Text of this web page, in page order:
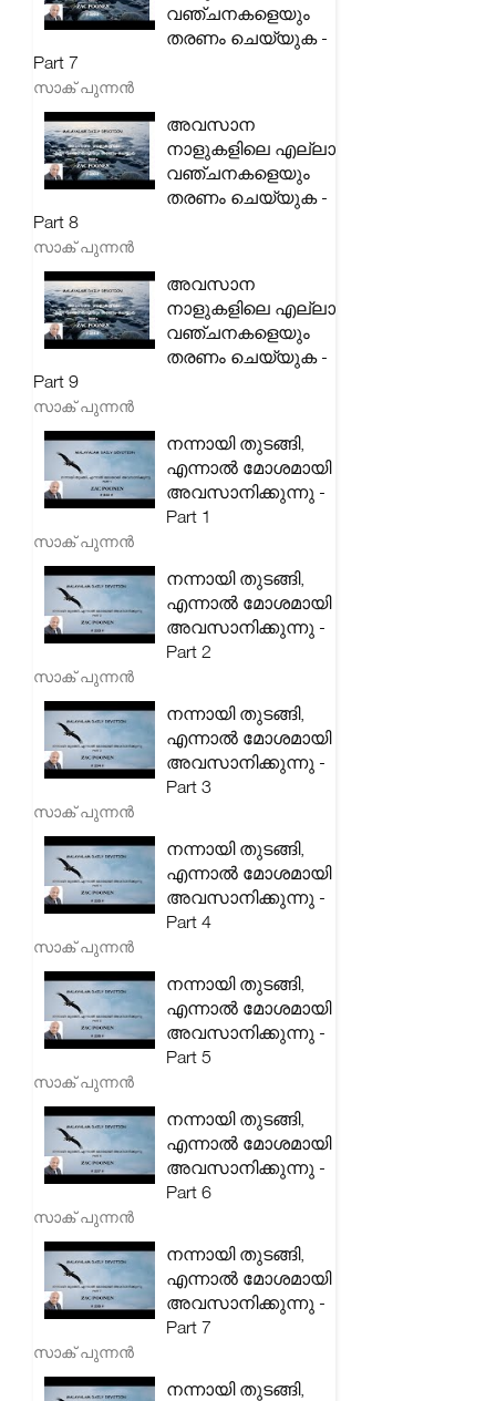
വഞ്ചനകളെയും
തരണം ചെയ്യുക -
Part 7
സാക് പുന്നൻ
അവസാന
നാളുകളിലെ എല്ലാ
വഞ്ചനകളെയും
തരണം ചെയ്യുക -
Part 8
സാക് പുന്നൻ
അവസാന
നാളുകളിലെ എല്ലാ
വഞ്ചനകളെയും
തരണം ചെയ്യുക -
Part 9
സാക് പുന്നൻ
നന്നായി തുടങ്ങി,
എന്നാൽ മോശമായി
അവസാനിക്കുന്നു -
Part 1
സാക് പുന്നൻ
നന്നായി തുടങ്ങി,
എന്നാൽ മോശമായി
അവസാനിക്കുന്നു -
Part 2
സാക് പുന്നൻ
നന്നായി തുടങ്ങി,
എന്നാൽ മോശമായി
അവസാനിക്കുന്നു -
Part 3
സാക് പുന്നൻ
നന്നായി തുടങ്ങി,
എന്നാൽ മോശമായി
അവസാനിക്കുന്നു -
Part 4
സാക് പുന്നൻ
നന്നായി തുടങ്ങി,
എന്നാൽ മോശമായി
അവസാനിക്കുന്നു -
Part 5
സാക് പുന്നൻ
നന്നായി തുടങ്ങി,
എന്നാൽ മോശമായി
അവസാനിക്കുന്നു -
Part 6
സാക് പുന്നൻ
നന്നായി തുടങ്ങി,
എന്നാൽ മോശമായി
അവസാനിക്കുന്നു -
Part 7
സാക് പുന്നൻ
നന്നായി തുടങ്ങി,